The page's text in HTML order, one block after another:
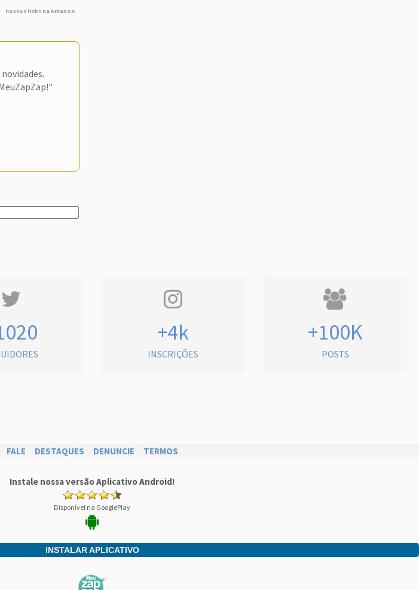
nossos links na Amazon
+4k
INSCRIÇÕES
+100K
POSTS
FALE DESTAQUES DENUNCIE TERMOS
Instale nossa versão Aplicativo Android!
Disponível na GooglePlay
INSTALAR APLICATIVO